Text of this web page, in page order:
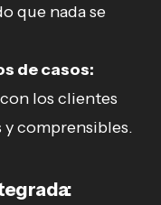
que nada se
de casos:
los clientes
comprensibles.